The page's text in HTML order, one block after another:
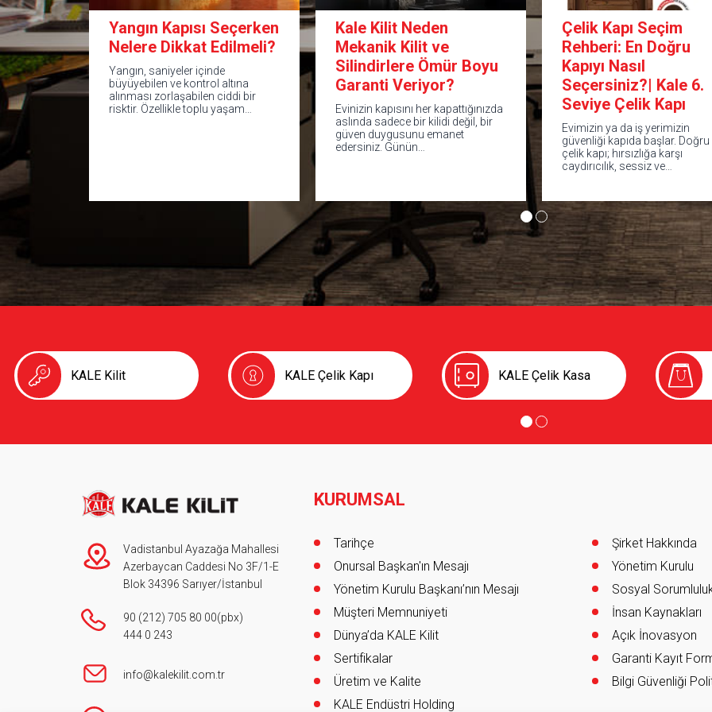
Yangın Kapısı Seçerken
Nelere Dikkat Edilmeli?
Yangın, saniyeler içinde
büyüyebilen ve kontrol altına
alınması zorlaşabilen ciddi bir
risktir. Özellikle toplu yaşam…
Kale Kilit Neden
Mekanik Kilit ve
Silindirlere Ömür Boyu
Garanti Veriyor?
Evinizin kapısını her kapattığınızda
aslında sadece bir kilidi değil, bir
güven duygusunu emanet
edersiniz. Günün…
Çelik Kapı Seçim
Rehberi: En Doğru
Kapıyı Nasıl
Seçersiniz?| Kale 6.
Seviye Çelik Kapı
Evimizin ya da iş yerimizin
güvenliği kapıda başlar. Doğru
çelik kapı; hırsızlığa karşı
caydırıcılık, sessiz ve…
KALE Kilit KALE Çelik Kapı KALE Çelik Kasa
Vadistanbul Ayazağa Mahallesi
Azerbaycan Caddesi No 3F/1-E
Blok 34396 Sarıyer/İstanbul
90 (212) 705 80 00(pbx)
444 0 243
info@kalekilit.com.tr
Footer
KURUMSAL
Tarihçe
Onursal Başkan'ın Mesajı
Yönetim Kurulu Başkanı’nın Mesajı
Müşteri Memnuniyeti
Dünya’da KALE Kilit
Sertifikalar
Üretim ve Kalite
KALE Endüstri Holding
Şirket Hakkında
Yönetim Kurulu
Sosyal
İnsan Kaynakları
Açık İnovasyon
Garanti Kayıt
Bilgi Güvenliği